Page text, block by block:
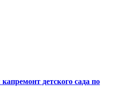
детского сада по